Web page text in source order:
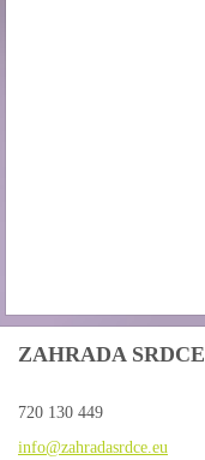
ZAHRADA SRDCE
720 130 449
info@zahradasrdce.eu